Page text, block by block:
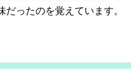
ったのを覚えています。